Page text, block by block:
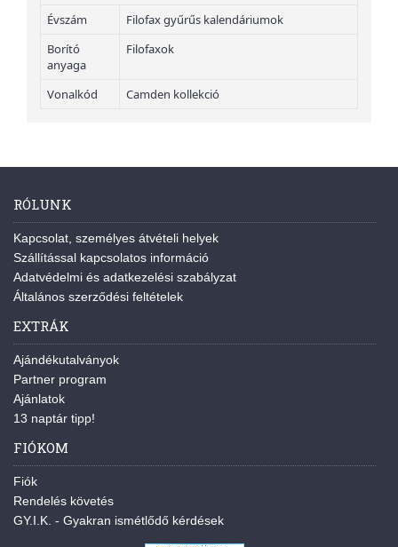
Évszám
Filofax gyűrűs kalendáriumok
Borító
anyaga
Filofaxok
Vonalkód Camden kollekció
RÓLUNK
Kapcsolat, személyes átvételi helyek
Szállítással kapcsolatos információ
Adatvédelmi és adatkezelési szabályzat
Általános szerződési feltételek
EXTRÁK
Ajándékutalványok
Partner program
Ajánlatok
13 naptár tipp!
FIÓKOM
Fiók
Rendelés követés
GY.I.K. - Gyakran ismétlődő kérdések